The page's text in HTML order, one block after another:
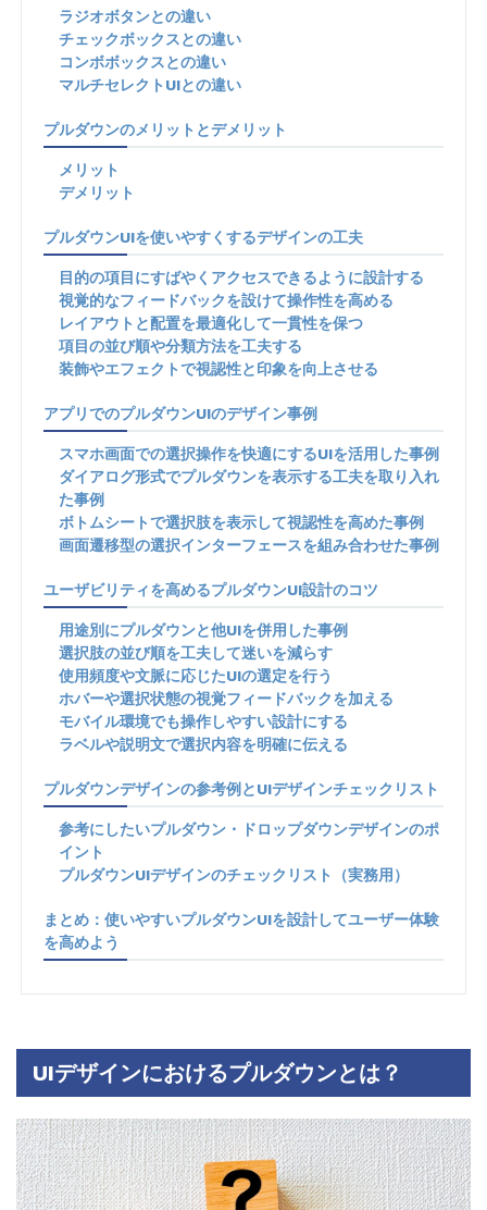
ラジオボタンとの違い
チェックボックスとの違い
コンボボックスとの違い
マルチセレクトUIとの違い
プルダウンのメリットとデメリット
メリット
デメリット
プルダウンUIを使いやすくするデザインの工夫
目的の項目にすばやくアクセスできるように設計する
視覚的なフィードバックを設けて操作性を高める
レイアウトと配置を最適化して一貫性を保つ
項目の並び順や分類方法を工夫する
装飾やエフェクトで視認性と印象を向上させる
アプリでのプルダウンUIのデザイン事例
スマホ画面での選択操作を快適にするUIを活用した事例
ダイアログ形式でプルダウンを表示する工夫を取り入れ
た事例
ボトムシートで選択肢を表示して視認性を高めた事例
画面遷移型の選択インターフェースを組み合わせた事例
ユーザビリティを高めるプルダウンUI設計のコツ
用途別にプルダウンと他UIを併用した事例
選択肢の並び順を工夫して迷いを減らす
使用頻度や文脈に応じたUIの選定を行う
ホバーや選択状態の視覚フィードバックを加える
モバイル環境でも操作しやすい設計にする
ラベルや説明文で選択内容を明確に伝える
プルダウンデザインの参考例とUIデザインチェックリスト
参考にしたいプルダウン・ドロップダウンデザインのポ
イント
プルダウンUIデザインのチェックリスト（実務用）
まとめ：使いやすいプルダウンUIを設計してユーザー体験
を高めよう
UIデザインにおけるプルダウンとは？